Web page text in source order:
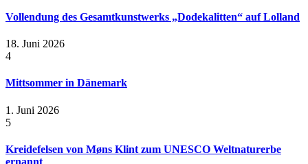
Vollendung des Gesamtkunstwerks „Dodekalitten“ auf Lolland
18. Juni 2026
4
Mittsommer in Dänemark
1. Juni 2026
5
Kreidefelsen von Møns Klint zum UNESCO Weltnaturerbe
ernannt